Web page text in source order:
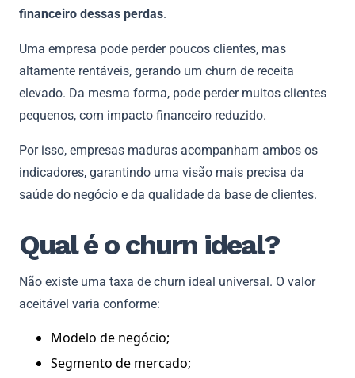
financeiro dessas perdas.
Uma empresa pode perder poucos clientes, mas
altamente rentáveis, gerando um churn de receita
elevado. Da mesma forma, pode perder muitos clientes
pequenos, com impacto financeiro reduzido.
Por isso, empresas maduras acompanham ambos os
indicadores, garantindo uma visão mais precisa da
saúde do negócio e da qualidade da base de clientes.
Qual é o churn ideal?
Não existe uma taxa de churn ideal universal. O valor
aceitável varia conforme:
Modelo de negócio;
Segmento de mercado;